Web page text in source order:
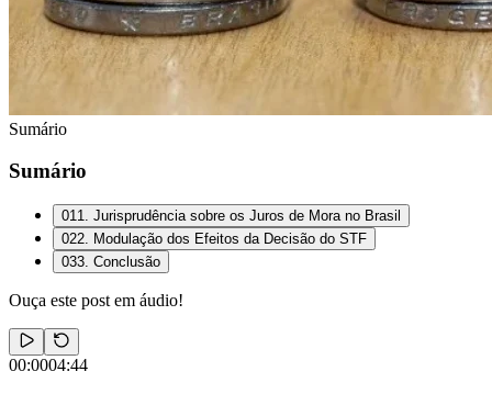
Sumário
Sumário
011. Jurisprudência sobre os Juros de Mora no Brasil
022. Modulação dos Efeitos da Decisão do STF
033. Conclusão
Ouça este post em áudio!
00:0004:44